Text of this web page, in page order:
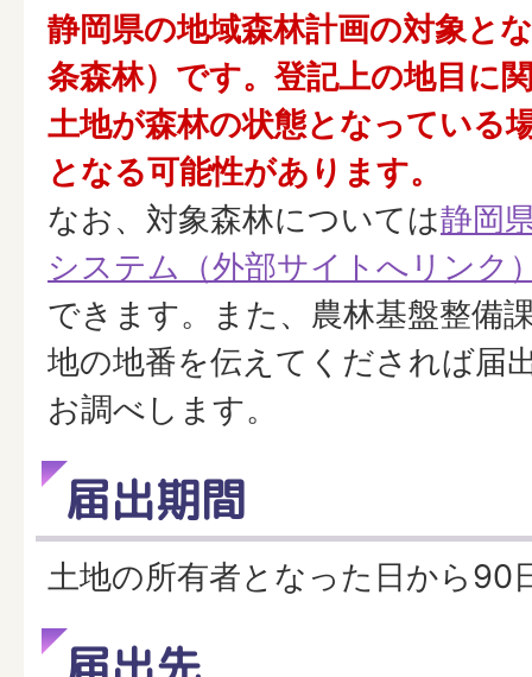
静岡県の地域森林計画の対象と
条森林）です。登記上の地目に
土地が森林の状態となっている
となる可能性があります。
なお、対象森林については静岡
システム（外部サイトへリンク
できます。また、農林基盤整備
地の地番を伝えてくだされば届
お調べします。
届出期間
土地の所有者となった日から90